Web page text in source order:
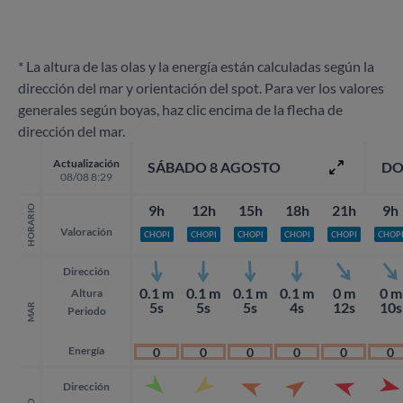
* La altura de las olas y la energía están calculadas según la
dirección del mar y orientación del spot. Para ver los valores
generales según boyas, haz clic encima de la flecha de
dirección del mar.
Actualización
08/08 8:29
HORARIO Valoración
MAR
Dirección
Altura
Periodo
Energía
Dirección
SÁBADO 8 AGOSTO
9h
CHOPI
0.1 m
5s
0
12h
CHOPI
0.1 m
5s
0
15h
CHOPI
0.1 m
5s
0
18h
CHOPI
0.1 m
4s
0
21h
CHOPI
0 m
12s
0
9h
CHOPI
0 m
10s
0